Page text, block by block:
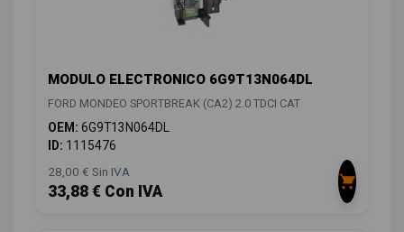
MODULO ELECTRONICO 6G9T13N064DL
FORD MONDEO SPORTBREAK (CA2) 2.0 TDCI CAT
OEM: 6G9T13N064DL
ID: 1115476
28,00 € Sin IVA
33,88 € Con IVA